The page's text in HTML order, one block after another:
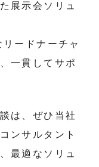
展示会ソリュ
ードナーチャ
一貫してサポ
は、ぜひ当社
ンサルタント
最適なソリュ